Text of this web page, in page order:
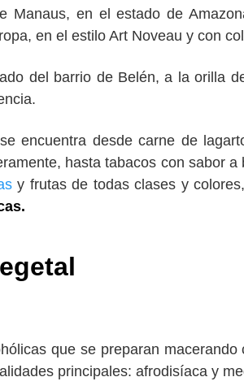
Manaus, en el estado de
en el estilo Art Noveau y con
del barrio de Belén, a la orilla
encuentra desde carne de
hasta tabacos con sabor
y frutas de todas clases y
que se preparan
principales: afrodisíaca y